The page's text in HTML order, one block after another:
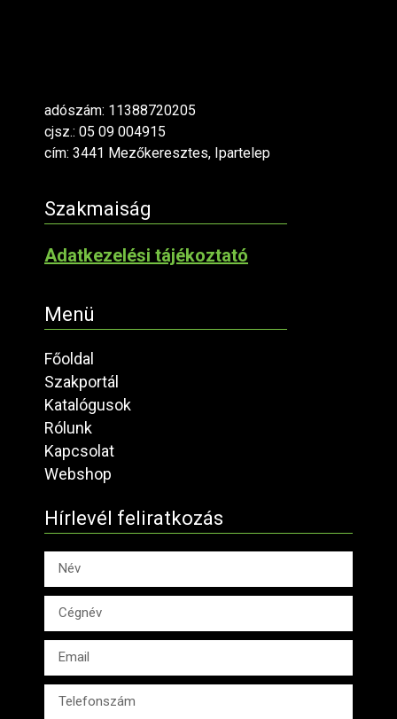
adószám: 11388720205
cjsz.: 05 09 004915
cím: 3441 Mezőkeresztes, Ipartelep
Szakmaiság
Adatkezelési tájékoztató
Menü
Főoldal
Szakportál
Katalógusok
Rólunk
Kapcsolat
Webshop
Hírlevél feliratkozás